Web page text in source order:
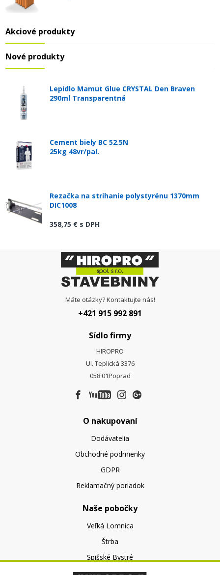
Akciové produkty
Nové produkty
Lepidlo Mamut Glue CRYSTAL Den Braven
290ml Transparentná
Cement biely BC 52.5N
25kg 48vr/pal.
Rezačka na strihanie polystyrénu 1370mm
DIC1008
358,75 € s DPH
Máte otázky? Kontaktujte nás!
+421 915 992 891
Sídlo firmy
HIROPRO
Ul. Teplická 3376
058 01Poprad
O nakupovaní
Dodávatelia
Obchodné podmienky
GDPR
Reklamačný poriadok
Naše pobočky
Veľká Lomnica
Štrba
Spišské Bystré